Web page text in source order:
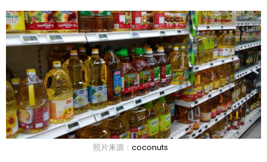
照片来源： coconuts